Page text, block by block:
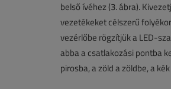
belső ívéhez (3. ábra).
vezetékeket célszerű
vezérlőbe rögzítjük a LED-
abba a csatlakozási pontba
pirosba, a zöld a zöldbe, a